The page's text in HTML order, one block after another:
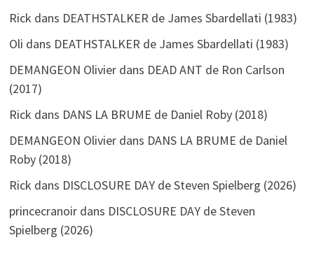
Rick dans DEATHSTALKER de James Sbardellati (1983)
Oli dans DEATHSTALKER de James Sbardellati (1983)
DEMANGEON Olivierdans DEAD ANT de Ron Carlson
(2017)
Rick dans DANS LA BRUME de Daniel Roby (2018)
DEMANGEON Olivierdans DANS LA BRUME de Daniel
Roby (2018)
Rick dans DISCLOSURE DAY de Steven Spielberg (2026)
princecranoirdans DISCLOSURE DAY de Steven
Spielberg (2026)